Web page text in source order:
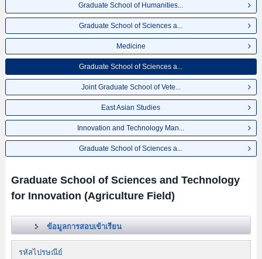
Graduate School of Humanities...
Graduate School of Sciences a...
Medicine
Graduate School of Sciences a...
Joint Graduate School of Vete...
East Asian Studies
Innovation and Technology Man...
Graduate School of Sciences a...
Graduate School of Sciences and Technology
for Innovation (Agriculture Field)
ข้อมูลการสอบเข้าเรียน
รหัสไปรษณีย์